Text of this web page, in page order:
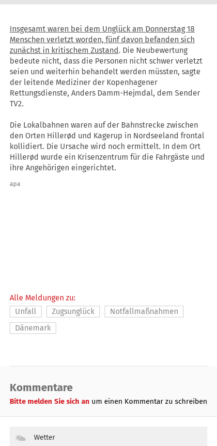
Insgesamt waren bei dem Unglück am Donnerstag 18
Menschen verletzt worden, fünf davon befanden sich
zunächst in kritischem Zustand. Die Neubewertung
bedeute nicht, dass die Personen nicht schwer verletzt
seien und weiterhin behandelt werden müssten, sagte
der leitende Mediziner der Kopenhagener
Rettungsdienste, Anders Damm-Hejmdal, dem Sender
TV2.
Die Lokalbahnen waren auf der Bahnstrecke zwischen
den Orten Hillerød und Kagerup in Nordseeland frontal
kollidiert. Die Ursache wird noch ermittelt. In dem Ort
Hillerød wurde ein Krisenzentrum für die Fahrgäste und
ihre Angehörigen eingerichtet.
apa
Alle Meldungen zu:
Unfall
Zugsunglück
Notfallmaßnahmen
Dänemark
Kommentare
Bitte melden Sie sich an um einen Kommentar zu schreiben
Wetter